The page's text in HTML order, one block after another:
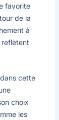
favorite
de la
à
reflètent
cette
choix
les